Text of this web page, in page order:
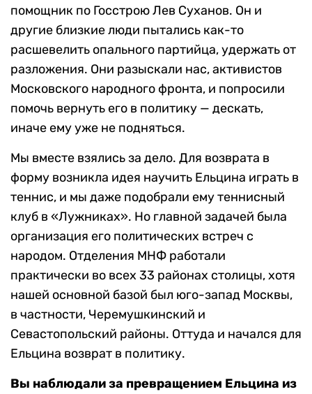
помощник по Госстрою Лев Суханов. Он и
другие близкие люди пытались как-то
расшевелить опального партийца, удержать от
разложения. Они разыскали нас, активистов
Московского народного фронта, и попросили
помочь вернуть его в политику — дескать,
иначе ему уже не подняться.
Мы вместе взялись за дело. Для возврата в
форму возникла идея научить Ельцина играть в
теннис, и мы даже подобрали ему теннисный
клуб в «Лужниках». Но главной задачей была
организация его политических встреч с
народом. Отделения МНФ работали
практически во всех 33 районах столицы, хотя
нашей основной базой был юго-запад Москвы,
в частности, Черемушкинский и
Севастопольский районы. Оттуда и начался для
Ельцина возврат в политику.
Вы наблюдали за превращением Ельцина из